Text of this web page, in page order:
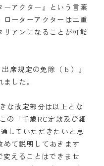
ーアクター』という言葉
ローターアクターは二重
アンになることが可能
席規定の免除（ｂ）』
した。
な改定部分は以上とな
の「千歳RC定款及び細
していただきたいと思
めて説明しておきます
変えることはできませ